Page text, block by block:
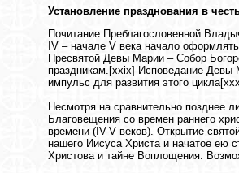
Установление празднования в
Почитание Преблагословенной
IV – начале V века начало
Пресвятой Девы Марии – Собор
праздникам.[xxix] Исповедание Девы
импульс для развития этого
Несмотря на сравнительно позднее
Благовещения со времен раннего
времени (IV-V веков). Открытие
нашего Иисуса Христа и начатое ею
Христова и тайне Воплощения.